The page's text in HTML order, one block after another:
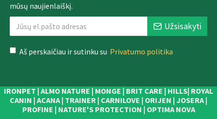
mūsų naujienlaiškį.
Užsisakyti
Aš perskaičiau ir sutinku su Privatumo politika
IRONPET | ALMO NATURE | MONGE | BRIT CARE | HILLS| ROYAL
CANIN | ACANA | TRAINER | CARNILOVE | ORIJEN | JOSERA |
PROFINE | NATURE'S PROTECTION | OPTIMA NOVA